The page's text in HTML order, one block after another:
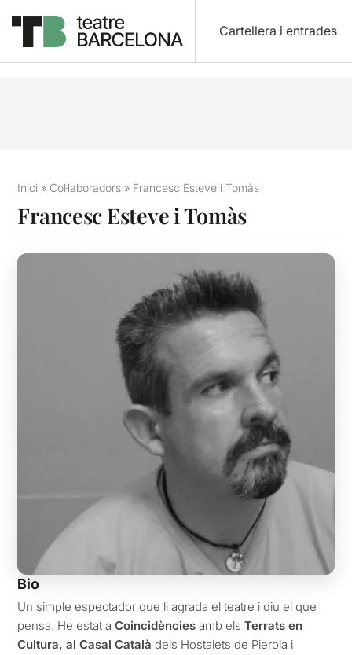
Cartellera i entrades
Inici » Col·laboradors » Francesc Esteve i Tomàs
Francesc Esteve i Tomàs
Bio
Un simple espectador que li agrada el teatre i diu el que
pensa. He estat aCoincidències amb elsTerrats en
Cultura, al Casal Catalàdels Hostalets de Pierola i